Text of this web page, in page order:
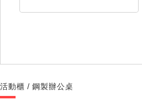
活動櫃 / 鋼製辦公桌